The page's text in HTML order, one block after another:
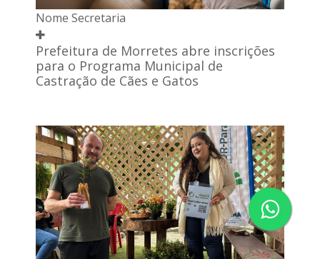
Nome Secretaria
Prefeitura de Morretes abre inscrições
para o Programa Municipal de
Castração de Cães e Gatos